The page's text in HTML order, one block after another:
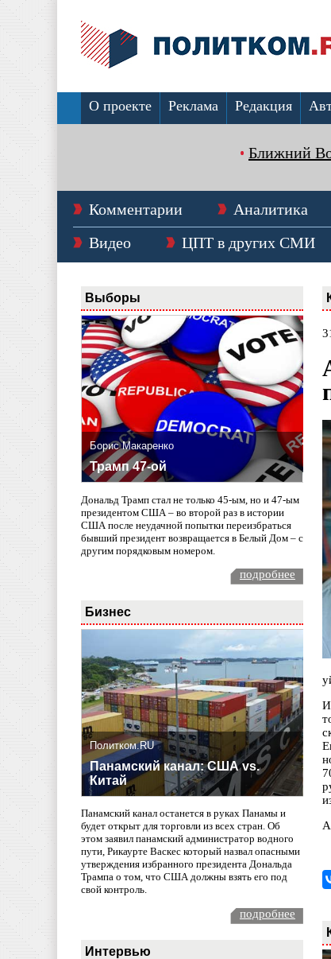
О проекте Реклама Редакция
Ближний
Комментарии Аналитика
Видео
ЦПТ в других СМИ
Выборы
Борис Макаренко
Трамп 47-ой
Дональд Трамп стал не только 45-ым, но и 47-ым
президентом США – во второй раз в истории
США после неудачной попытки переизбраться
бывший президент возвращается в Белый Дом – с
другим порядковым номером.
подробнее
Бизнес
Политком.RU
Панамский канал: США vs.
Китай
Панамский канал останется в руках Панамы и
будет открыт для торговли из всех стран. Об
этом заявил панамский администратор водного
пути, Рикаурте Васкес который назвал опасными
утверждения избранного президента Дональда
Трампа о том, что США должны взять его под
свой контроль.
подробнее
Интервью
И